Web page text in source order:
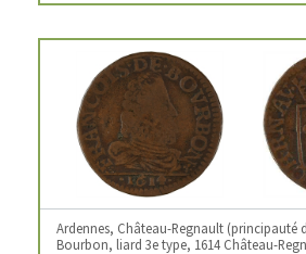
Ardennes, Château-Regnault (principauté
Bourbon, liard 3e type, 1614 Château-